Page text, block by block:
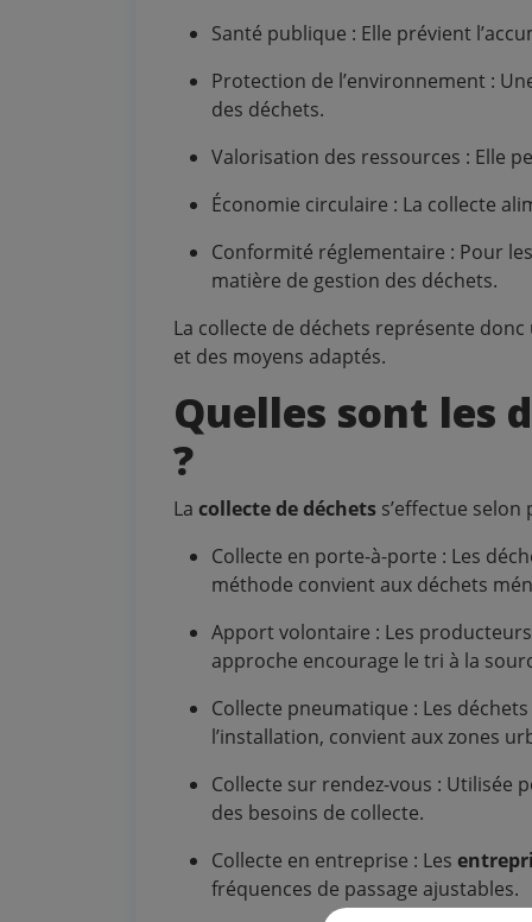
Santé publique : Elle prévient
Protection de l’environnement :
des déchets.
Valorisation des ressources : Elle
Économie circulaire : La collecte
Conformité réglementaire : Pour
matière de gestion des déchets.
La collecte de déchets représente
et des moyens adaptés.
Quelles sont les
?
La collecte de déchets s’effectue
Collecte en porte-à-porte : Les
méthode convient aux déchets
Apport volontaire : Les
approche encourage le tri à la
Collecte pneumatique : Les
l’installation, convient aux zones
Collecte sur rendez-vous : Utilisée
des besoins de collecte.
Collecte en entreprise : Les
fréquences de passage ajustables.